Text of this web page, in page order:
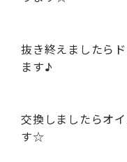
抜き終えましたら
ます♪
交換しましたらオ
す☆